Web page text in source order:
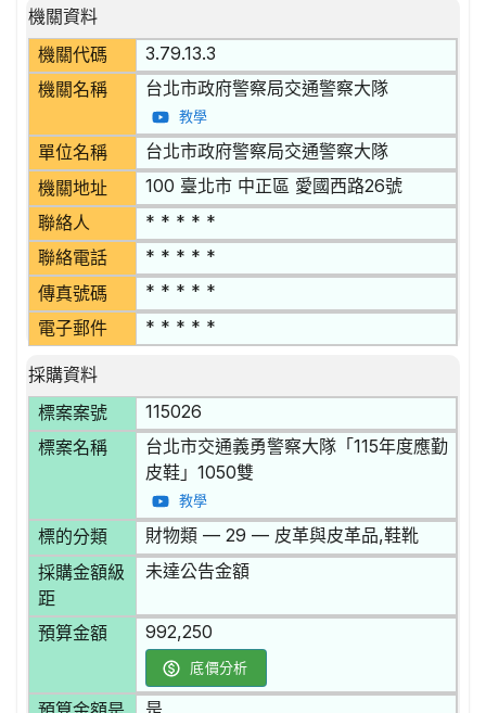
招標公告詳細內容
機關資料
機關代碼
3.79.13.3
機關名稱 台北市政府警察局交通警察大隊
教學
單位名稱 台北市政府警察局交通警察大隊
機關地址 100 臺北市 中正區 愛國西路26號
聯絡人 * * * * *
聯絡電話 * * * * *
傳真號碼 * * * * *
電子郵件 * * * * *
採購資料
標案案號
115026
標案名稱
台北市交通義勇警察大隊「115年度應勤
皮鞋」1050雙
教學
標的分類 財物類 — 29 — 皮革與皮革品,鞋靴
採購金額級
距
未達公告金額
預算金額 992,250
底價分析